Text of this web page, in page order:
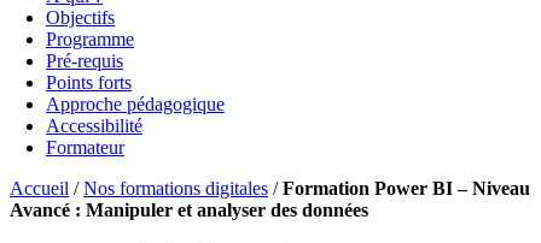
Objectifs
Programme
Pré-requis
Points forts
Approche pédagogique
Accessibilité
Formateur
Accueil /Nos formations digitales /Formation Power BI – Niveau
Avancé : Manipuler et analyser des données